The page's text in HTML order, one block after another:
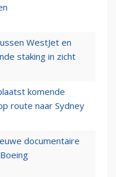
WestJet en
staking in zicht
komende
route naar Sydney
documentaire